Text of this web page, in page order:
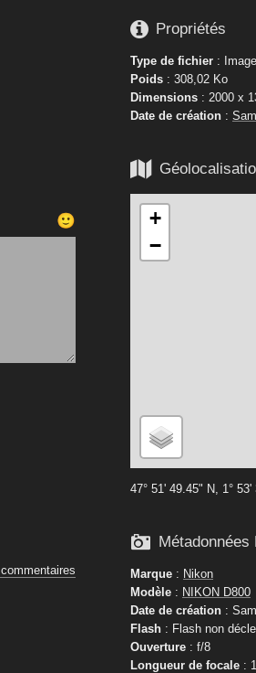
 Propriétés
Type de fichier :
Poids : 308,02 Ko
Dimensions : 2000 x
Date de création :

+
−
47° 51' 49.45" N, 1°
 Métadonnées
Marque : Nikon
Modèle : NIKON D800
Date de création :
Flash : Flash non
Ouverture : f/8
Longueur de focale :
🙂